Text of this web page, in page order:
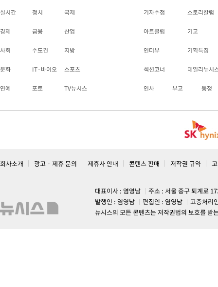
실시간 정치 국제
경제 금융 산업
사회 수도권 지방
문화 IT·바이오 스포츠
연예 포토 TV뉴시스
기자수첩 스토리칼럼
아트클럽 기고
인터뷰 기획특집
섹션코너 데일리뉴시
인사 부고 동정
회사소개 광고 · 제휴 문의 제휴사 안내 콘텐츠 판매 저작권 규약
대표이사 : 염영남
주소 : 서울 중구 퇴계로
발행인 : 염영남
편집인 : 염영남
고충처리
뉴시스의 모든 콘텐츠는 저작권법의 보호를